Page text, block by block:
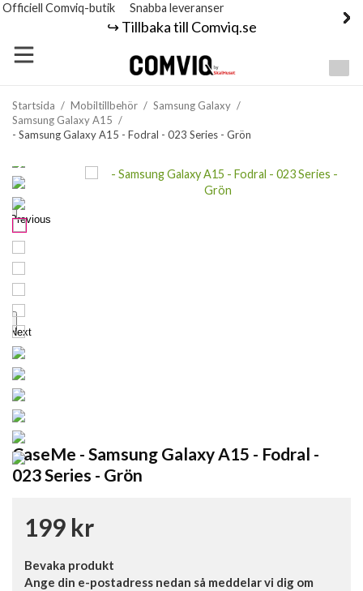
Officiell Comviq-butik Snabba leveranser
↪️ Tillbaka till Comviq.se
Startsida / Mobiltillbehör / Samsung Galaxy /
Samsung Galaxy A15 /
- Samsung Galaxy A15 - Fodral - 023 Series - Grön
Previous
Next
CaseMe - Samsung Galaxy A15 - Fodral -
023 Series - Grön
199 kr
Bevaka produkt
Ange din e-postadress nedan så meddelar vi dig om